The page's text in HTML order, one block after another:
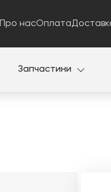
Про насОплата
Запчастини